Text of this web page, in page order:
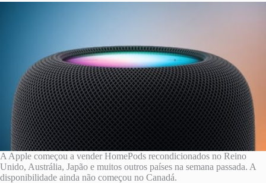
A Apple começou a vender HomePods recondicionados no Reino
Unido, Austrália, Japão e muitos outros países na semana passada. A
disponibilidade ainda não começou no Canadá.